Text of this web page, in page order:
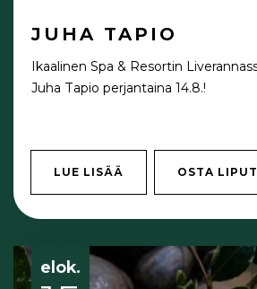
JUHA TAPIO
Ikaalinen Spa & Resortin
Juha Tapio perjantaina 14.8.!
LUE LISÄÄ OSTA
elok.